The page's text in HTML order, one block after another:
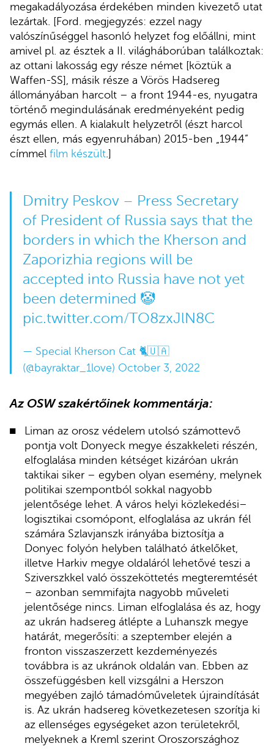
megakadályozása érdekében minden kivezető utat
lezártak. [Ford. megjegyzés: ezzel nagy
valószínűséggel hasonló helyzet fog előállni, mint
amivel pl. az észtek a II. világháborúban találkoztak:
az ottani lakosság egy része német [köztük a
Waffen-SS], másik része a Vörös Hadsereg
állományában harcolt – a front 1944-es, nyugatra
történő megindulásának eredményeként pedig
egymás ellen. A kialakult helyzetről (észt harcol
észt ellen, más egyenruhában) 2015-ben „1944”
címmel film készült.]
Dmitry Peskov – Press Secretary
of President of Russia says that the
borders in which the Kherson and
Zaporizhia regions will be
accepted into Russia have not yet
been determined 🤡
pic.twitter.com/TO8zxJlN8C
— Special Kherson Cat 🐈🇺🇦
(@bayraktar_1love) October 3, 2022
Az OSW szakértőinek kommentárja:
Liman az orosz védelem utolsó számottevő
pontja volt Donyeck megye északkeleti részén,
elfoglalása minden kétséget kizáróan ukrán
taktikai siker – egyben olyan esemény, melynek
politikai szempontból sokkal nagyobb
jelentősége lehet. A város helyi közlekedési–
logisztikai csomópont, elfoglalása az ukrán fél
számára Szlavjanszk irányába biztosítja a
Donyec folyón helyben található átkelőket,
illetve Harkiv megye oldaláról lehetővé teszi a
Sziverszkkel való összeköttetés megteremtését
– azonban semmifajta nagyobb műveleti
jelentősége nincs. Liman elfoglalása és az, hogy
az ukrán hadsereg átlépte a Luhanszk megye
határát, megerősíti: a szeptember elején a
fronton visszaszerzett kezdeményezés
továbbra is az ukránok oldalán van. Ebben az
összefüggésben kell vizsgálni a Herszon
megyében zajló támadóműveletek újraindítását
is. Az ukrán hadsereg következetesen szorítja ki
az ellenséges egységeket azon területekről,
melyeknek a Kreml szerint Oroszországhoz